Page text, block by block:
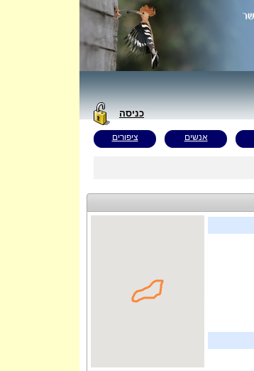
כניסה
אנשים ציפורים